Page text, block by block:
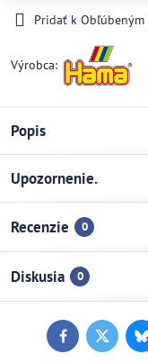
Pridať k Obľúbeným
Výrobca:
Popis
Upozornenie.
Recenzie 0
Diskusia 0
FacebookTwitter